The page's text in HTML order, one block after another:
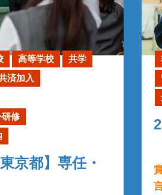
高等学校
共学
済加入
研修
京都】専任・